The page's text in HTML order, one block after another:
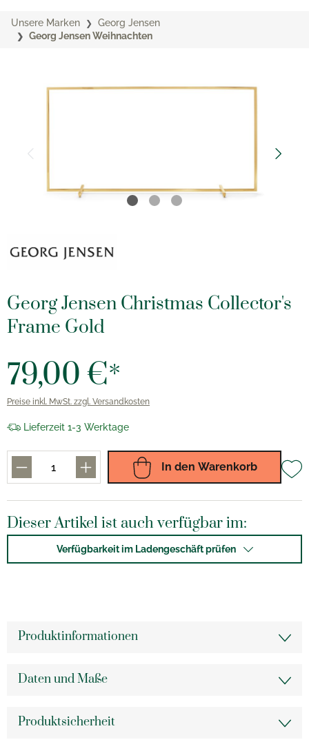
Unsere Marken
Georg Jensen
Georg Jensen Weihnachten
Georg Jensen Christmas Collector's
Frame Gold
79,00 €*
Preise inkl. MwSt. zzgl. Versandkosten
Lieferzeit 1-3 Werktage
In den Warenkorb
Dieser Artikel ist auch verfügbar im:
Verfügbarkeit im Ladengeschäft prüfen
Produktinformationen
Daten und Maße
Produktsicherheit